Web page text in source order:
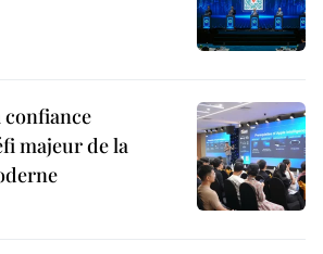
confiance
majeur de la